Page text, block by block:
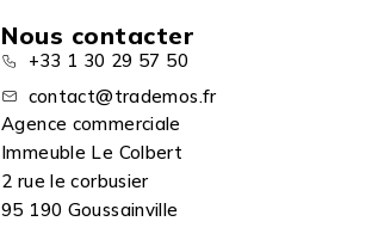
Nous contacter
+33 1 30 29 57 50
contact@trademos.fr
Agence commerciale
Immeuble Le Colbert
2 rue le corbusier
95 190 Goussainville